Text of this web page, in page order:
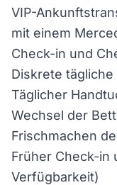
VIP-
mit einem
Check-in und
Diskrete tägliche
Täglicher
Wechsel der
Frischmachen
Früher Check-in
Verfügbarkeit)